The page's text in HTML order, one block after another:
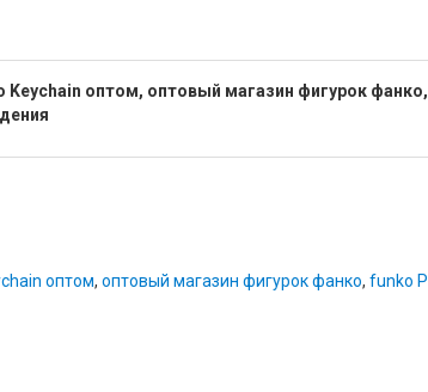
Keychain оптом, оптовый магазин фигурок фанко,
оптом, оптовый магазин фигурок фанко, funko